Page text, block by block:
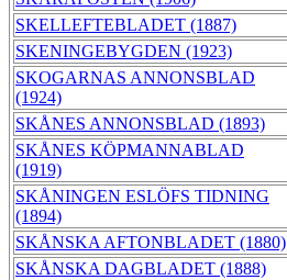
SKELLEFTEBLADET (1887)
SKENINGEBYGDEN (1923)
SKOGARNAS ANNONSBLAD
(1924)
SKÅNES ANNONSBLAD (1893)
SKÅNES KÖPMANNABLAD
(1919)
SKÅNINGEN ESLÖFS TIDNING
(1894)
SKÅNSKA AFTONBLADET (1880)
SKÅNSKA DAGBLADET (1888)